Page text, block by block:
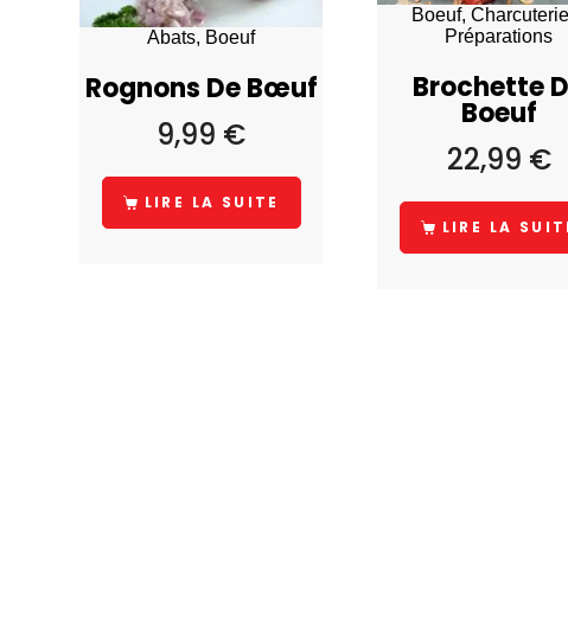
Abats, Boeuf
Rognons De Bœuf
9,99 €
LIRE LA SUITE
Boeuf,
Préparations
Brochette
Boeuf
22,99 €
LIRE LA